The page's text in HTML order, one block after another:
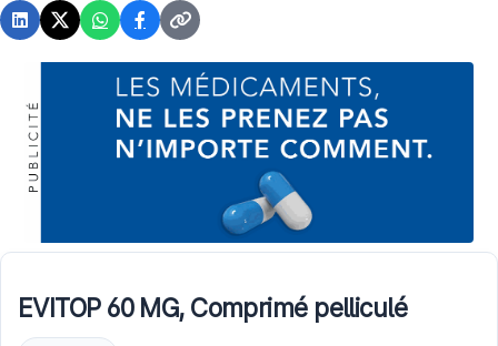
EVITOP 60 MG, Comprimé pelliculé